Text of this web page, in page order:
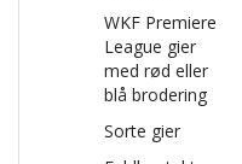
WKF Premiere
League gier
med rød eller
blå brodering
Sorte gier